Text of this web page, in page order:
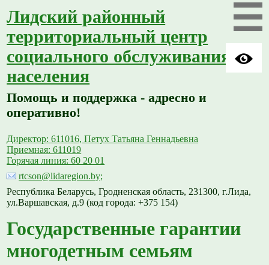
Лидский районный
территориальный центр
социального обслуживания
населения
Помощь и поддержка - адресно и
оперативно!
Директор: 611016, Петух Татьяна Геннадьевна
Приемная: 611019
Горячая линия: 60 20 01
rtcson@lidaregion.by;
Республика Беларусь, Гродненская область, 231300, г.Лида,
ул.Варшавская, д.9 (код города: +375 154)
Государственные гарантии
многодетным семьям